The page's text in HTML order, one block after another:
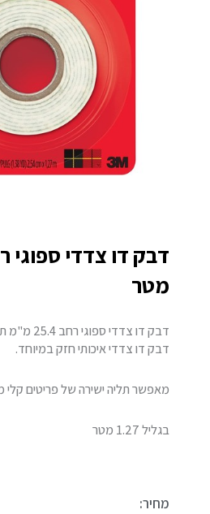
מטר
דבק דו צדדי איכותי חזק במיוחד.
מאפשר תליה ישירה של פריטים
בגליל 1.27 מטר
מחיר: